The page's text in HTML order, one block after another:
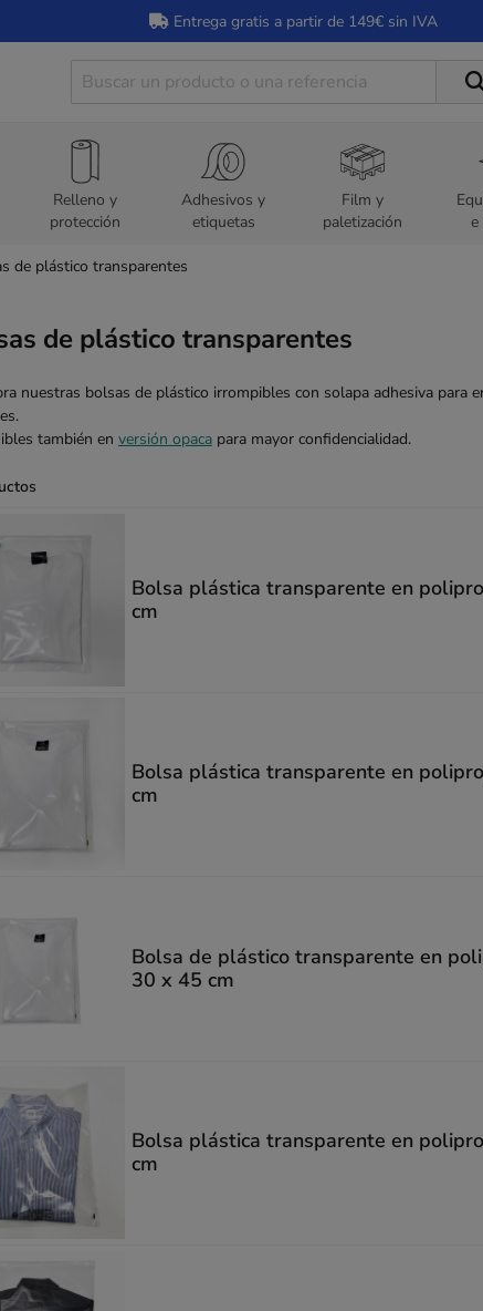
Entrega gratis a partir de 149€ sin IVA
Relleno y
protección
Adhesivos y
etiquetas
Film y
paletización
e
de plástico transparentes
de plástico transparentes
nuestras bolsas de plástico irrompibles con solapa adhesiva para
también en versión opaca para mayor confidencialidad.
Bolsa plástica transparente en
cm
Bolsa plástica transparente en
cm
Bolsa de plástico transparente en
30 x 45 cm
Bolsa plástica transparente en
cm